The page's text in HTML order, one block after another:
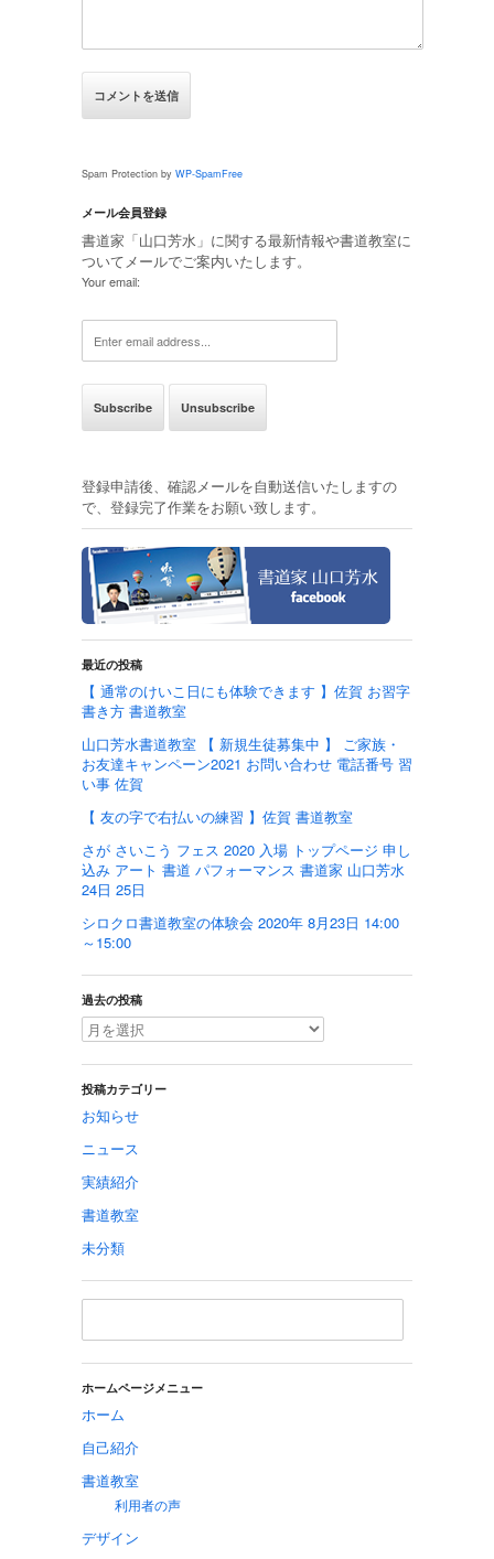
Spam Protection by WP-SpamFree
メール会員登録
書道家「山口芳水」に関する最新情報や書道教室に
ついてメールでご案内いたします。
Your email:
登録申請後、確認メールを自動送信いたしますの
で、登録完了作業をお願い致します。
最近の投稿
【 通常のけいこ日にも体験できます 】佐賀 お習字
書き方 書道教室
山口芳水書道教室 【 新規生徒募集中 】 ご家族・
お友達キャンペーン2021 お問い合わせ 電話番号 習
い事 佐賀
【 友の字で右払いの練習 】佐賀 書道教室
さが さいこう フェス 2020 入場 トップページ 申し
込み アート 書道 パフォーマンス 書道家 山口芳水
24日 25日
シロクロ書道教室の体験会 2020年 8月23日 14:00
～15:00
過去の投稿
投稿カテゴリー
お知らせ
ニュース
実績紹介
書道教室
未分類
ホームページメニュー
ホーム
自己紹介
書道教室
利用者の声
デザイン